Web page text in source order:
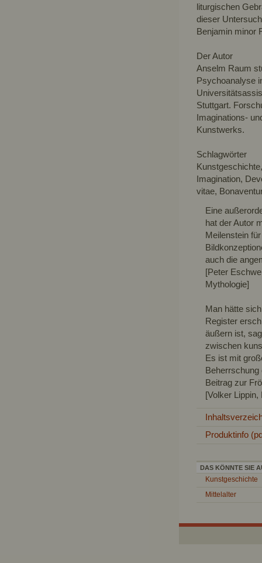
liturgischen
dieser
Benjamin minor
Der Autor
Anselm Raum
Psychoanalyse
Stuttgart.
Imaginations-
Kunstwerks.
Schlagwörter
Imagination,
vitae,
Eine
hat der Autor
Meilenstein
auch die
[Peter
Mythologie]
Man hätte
Register
äußern ist,
zwischen
Es ist mit
Beherrschung
Beitrag zur
[Volker
Produktinfo
DAS KÖNNTE SIE
Kunstgeschichte
Mittelalter